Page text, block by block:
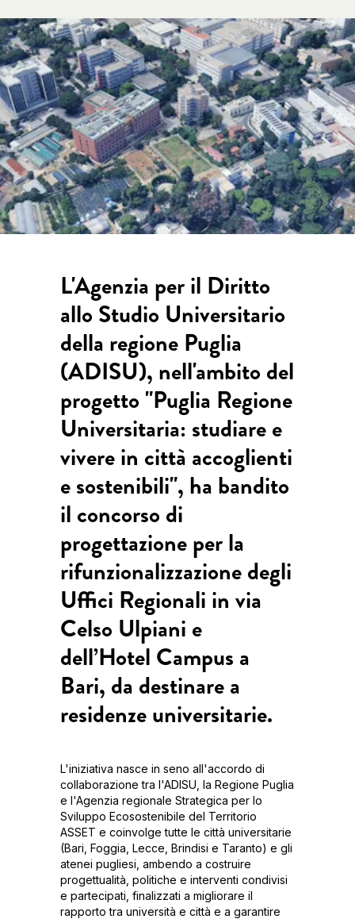
L'Agenzia per il Diritto
allo Studio Universitario
della regione Puglia
(ADISU), nell'ambito del
progetto "Puglia Regione
Universitaria: studiare e
vivere in città accoglienti
e sostenibili", ha bandito
il concorso di
progettazione per la
rifunzionalizzazione degli
Uffici Regionali in via
Celso Ulpiani e
dell’Hotel Campus a
Bari, da destinare a
residenze universitarie.
L'iniziativa nasce in seno all'accordo di
collaborazione tra l'ADISU, la Regione Puglia
e l'Agenzia regionale Strategica per lo
Sviluppo Ecosostenibile del Territorio
ASSET e coinvolge tutte le città universitarie
(Bari, Foggia, Lecce, Brindisi e Taranto) e gli
atenei pugliesi, ambendo a costruire
progettualità, politiche e interventi condivisi
e partecipati, finalizzati a migliorare il
rapporto tra università e città e a garantire